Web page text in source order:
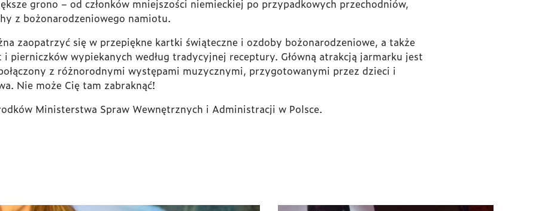
grono – od członków mniejszości niemieckiej po przypadkowych przechodniów,
z bożonarodzeniowego namiotu.
zaopatrzyć się w przepiękne kartki świąteczne i ozdoby bożonarodzeniowe, a także
pierniczków wypiekanych według tradycyjnej receptury. Główną atrakcją jarmarku jest
z różnorodnymi występami muzycznymi, przygotowanymi przez dzieci i
Nie może Cię tam zabraknąć!
Ministerstwa Spraw Wewnętrznych i Administracji w Polsce.